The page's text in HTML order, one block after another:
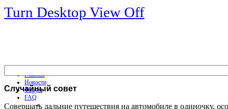
Turn Desktop View Off
Главная
Новости
Форум
FAQ
Случайный совет
Совершать дальние путешествия на автомобиле в одиночку,